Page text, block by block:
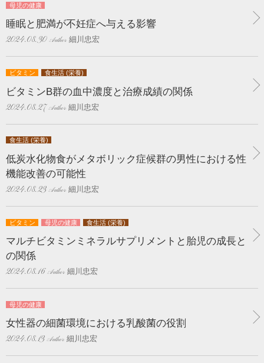
母児の健康
睡眠と肥満が不妊症へ与える影響
2024.08.30 細川忠宏
ビタミン 食生活 (栄養)
ビタミンB群の血中濃度と治療成績の関係
2024.08.27 細川忠宏
食生活 (栄養)
低炭水化物食がメタボリック症候群の男性における性
機能改善の可能性
2024.08.23 細川忠宏
ビタミン 母児の健康 食生活 (栄養)
マルチビタミンミネラルサプリメントと胎児の成長と
の関係
2024.08.16 細川忠宏
母児の健康
女性器の細菌環境における乳酸菌の役割
2024.08.13 細川忠宏